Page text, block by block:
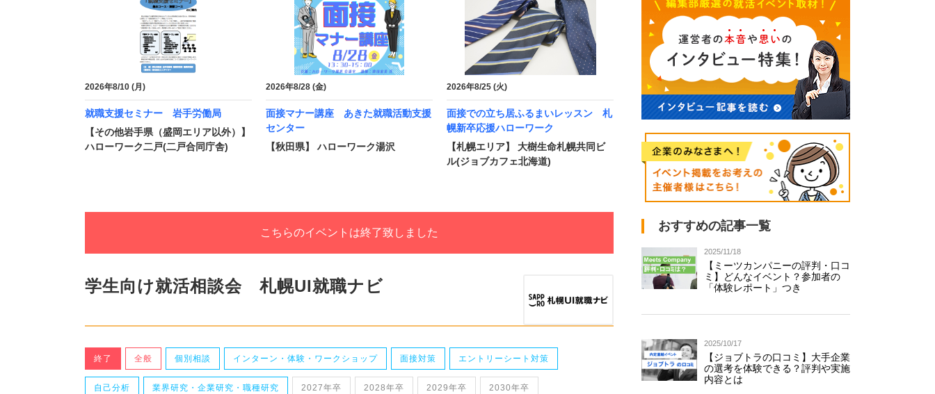
2026年8/10 (月)
就職支援セミナー 岩手労働局
【その他岩手県（盛岡エリア以外）】
ハローワーク二戸(二戸合同庁舎)
2026年8/28 (金)
面接マナー講座 あきた就職活動支援
センター
【秋田県】 ハローワーク湯沢
2026年8/25 (火)
面接での立ち居ふるまいレッスン 札
幌新卒応援ハローワーク
【札幌エリア】 大樹生命札幌共同ビ
ル(ジョブカフェ北海道)
こちらのイベントは終了致しました
学生向け就活相談会 札幌UI就職ナビ
終了 全般 個別相談 インターン・体験・ワークショップ 面接対策 エントリーシート対策
自己分析 業界研究・企業研究・職種研究 2027年卒 2028年卒 2029年卒 2030年卒
おすすめの記事一覧
2025/11/18
【ミーツカンパニーの評判・口コ
ミ】どんなイベント？参加者の
「体験レポート」つき
2025/10/17
【ジョブトラの口コミ】大手企業
の選考を体験できる？評判や実施
内容とは